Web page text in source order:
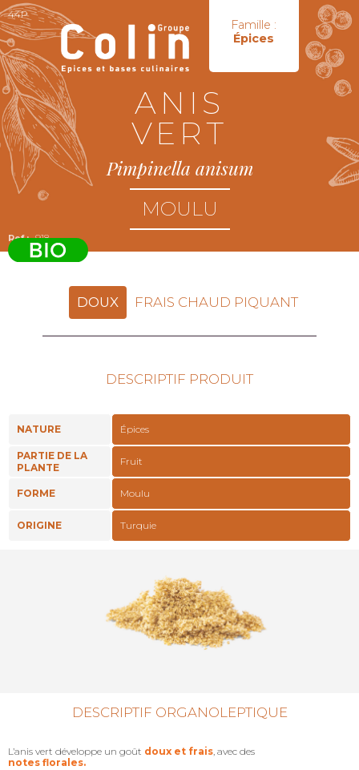
Famille :
Épices
44P
918
ANIS
VERT
Pimpinella anisum
MOULU
DOUX FRAIS CHAUD PIQUANT
DESCRIPTIF PRODUIT
NATURE Épices
PARTIE DE LA
PLANTE
Fruit
FORME Moulu
ORIGINE Turquie
DESCRIPTIF ORGANOLEPTIQUE
L’anis vert développe un goût doux et frais, avec des
notes florales.